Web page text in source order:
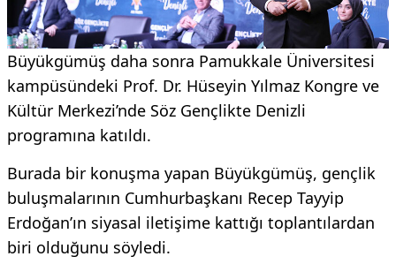
Büyükgümüş daha sonra Pamukkale Üniversitesi
kampüsündeki Prof. Dr. Hüseyin Yılmaz Kongre ve
Kültür Merkezi’nde Söz Gençlikte Denizli
programına katıldı.
Burada bir konuşma yapan Büyükgümüş, gençlik
buluşmalarının Cumhurbaşkanı Recep Tayyip
Erdoğan’ın siyasal iletişime kattığı toplantılardan
biri olduğunu söyledi.